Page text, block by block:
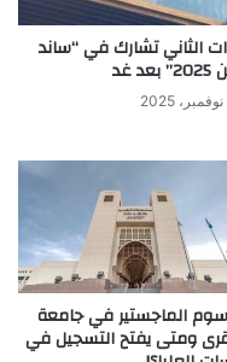
الثاني تشارك في “ساند
غد
الماجستير في جامعة
ومتى يفتح التسجيل في